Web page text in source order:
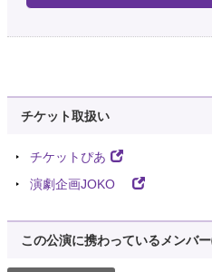
チケット取扱い
チケットぴあ
演劇企画JOKO
この公演に携わっているメンバー